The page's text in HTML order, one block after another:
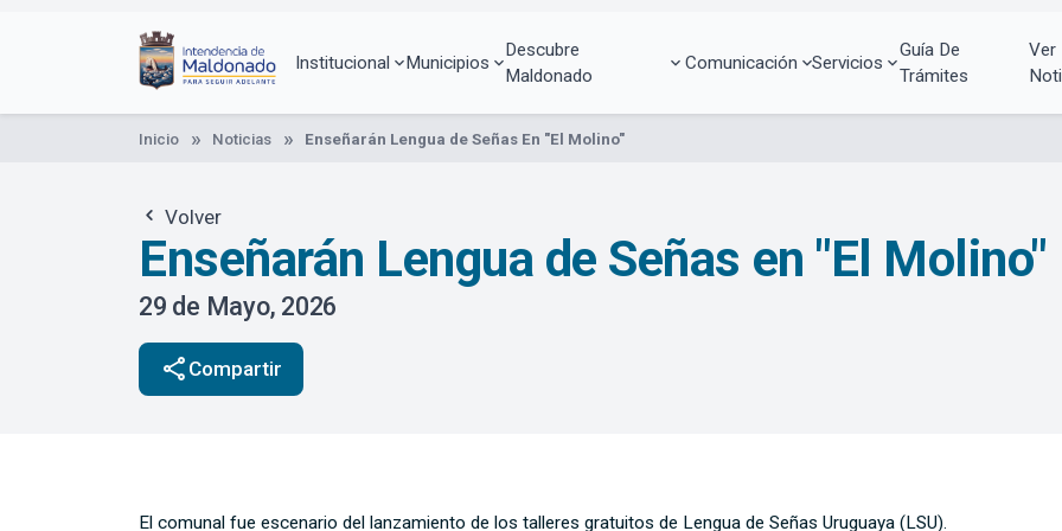
Institucional Municipios
Descubre
Maldonado
Comunicación Servicios
Guía De
Trámites
Ver
Inicio Noticias Enseñarán Lengua de Señas En "El Molino"
Volver
Enseñarán Lengua de Señas en "El Molino"
29 de Mayo, 2026
share Compartir
El comunal fue escenario del lanzamiento de los talleres gratuitos de Lengua de Señas Uruguaya (LSU).